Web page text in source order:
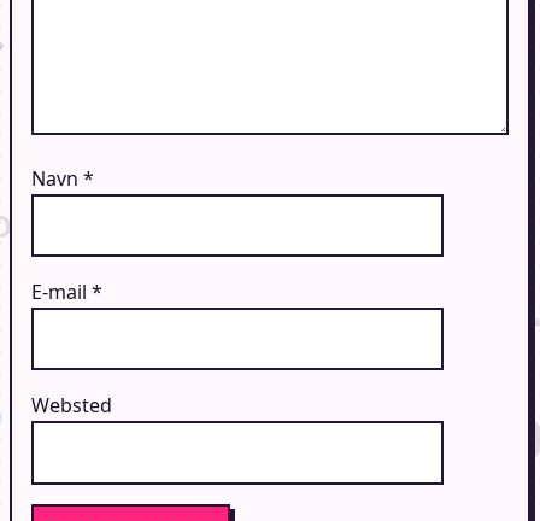
Navn *
E-mail *
Websted